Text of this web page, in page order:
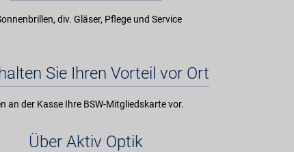
div. Gläser, Pflege und Service
Sie Ihren Vorteil vor Ort
an der Kasse Ihre BSW-Mitgliedskarte vor.
Über Aktiv Optik